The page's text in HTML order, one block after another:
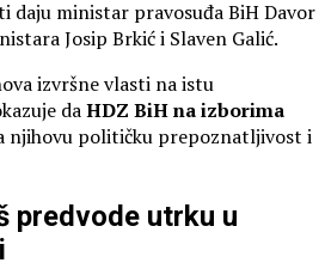
daju ministar pravosuđa BiH Davor
Josip Brkić i Slaven Galić.
izvršne vlasti na istu
daHDZ BiH na izborima
njihovu političku prepoznatljivost i
predvode utrku u